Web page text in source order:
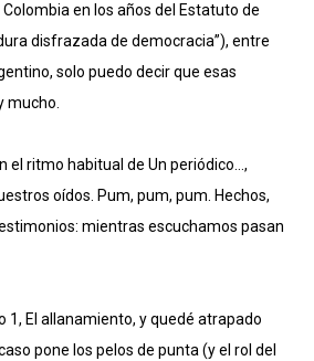
en los años del Estatuto de
disfrazada de democracia”), entre
solo puedo decir que esas
mucho.
el ritmo habitual de Un periódico…,
oídos. Pum, pum, pum. Hechos,
mientras escuchamos pasan
1, El allanamiento, y quedé atrapado
pone los pelos de punta (y el rol del